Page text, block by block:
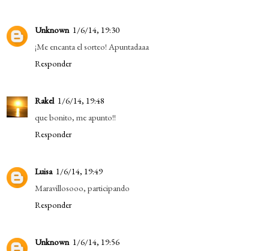
Unknown 1/6/14, 19:30
¡Me encanta el sorteo! Apuntadaaa
Responder
Rakel 1/6/14, 19:48
que bonito, me apunto!!
Responder
Luisa 1/6/14, 19:49
Maravillosooo, participando
Responder
Unknown 1/6/14, 19:56